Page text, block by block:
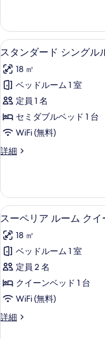
表
示
す
る
用）
の
す
べ
て
の
写
を
示
す
る
用）
詳
細
ツ
イ
ン
１
０
階
（２
名
様
用）
の
す
べ
て
の
写
を
ッ
ク
ス
イ
ン
１
０
階
（２
名
様
の
詳
細
ス
タ
ン
ダ
ー
ド
ン
ル
ル
ー
ム
禁
煙
の
す
べ
10
スタンダード シングル
18 ㎡
ベッドルーム 1 室
定員 1 名
セミダブルベッド 1 台
WiFi (無料)
詳細
ス
ー
ド
シ
グ
ル
ル
ー
ム
禁
煙
の
ス
ー
ペ
リ
ア
ル
ム
8
スーペリア ルーム クイ
18 ㎡
ベッドルーム 1 室
定員 2 名
クイーンベッド 1 台
WiFi (無料)
詳細
ス